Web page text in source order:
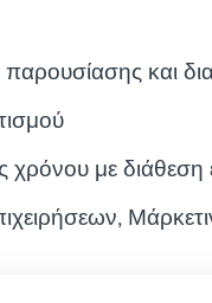
παρουσίασης και
χρόνου με